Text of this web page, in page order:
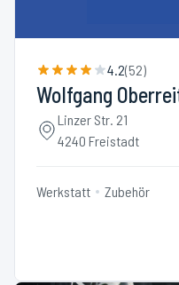
4.2(52)
Wolfgang
Linzer Str. 21
4240 Freistadt
Werkstatt Zubehör